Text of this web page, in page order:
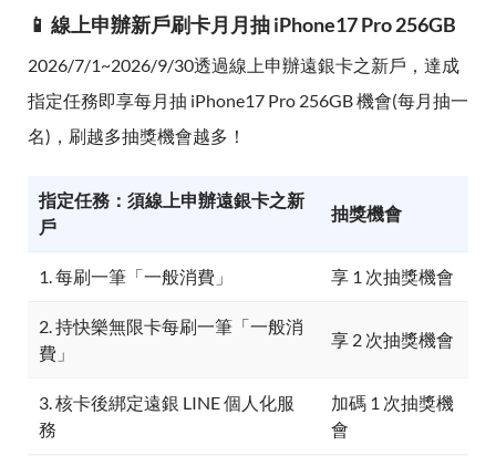
📱 線上申辦新戶刷卡月月抽 iPhone17 Pro 256GB
2026/7/1~2026/9/30透過線上申辦遠銀卡之新戶，達成
指定任務即享每月抽 iPhone17 Pro 256GB 機會(每月抽一
名)，刷越多抽獎機會越多！
指定任務：須線上申辦遠銀卡之新
戶
抽獎機會
1. 每刷一筆「一般消費」 享 1 次抽獎機會
2. 持快樂無限卡每刷一筆「一般消
費」
享 2 次抽獎機會
3. 核卡後綁定遠銀 LINE 個人化服
務
加碼 1 次抽獎機
會